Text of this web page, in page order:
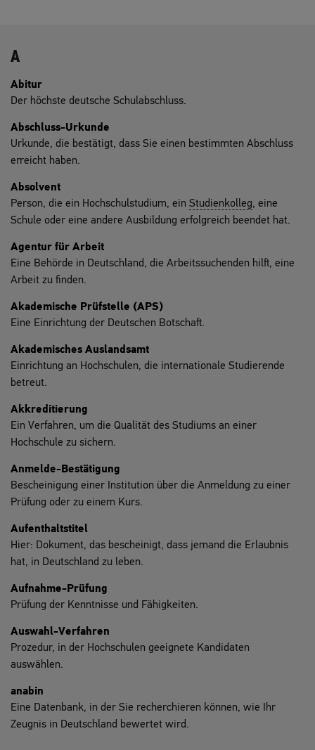
A
Abitur
Der höchste deutsche Schulabschluss.
Abschluss-Urkunde
Urkunde, die bestätigt, dass Sie einen bestimmten Abschluss
erreicht haben.
Absolvent
Person, die ein Hochschulstudium, ein Studienkolleg, eine
Schule oder eine andere Ausbildung erfolgreich beendet hat.
Agentur für Arbeit
Eine Behörde in Deutschland, die Arbeitssuchenden hilft, eine
Arbeit zu finden.
Akademische Prüfstelle (APS)
Eine Einrichtung der Deutschen Botschaft.
Akademisches Auslandsamt
Einrichtung an Hochschulen, die internationale Studierende
betreut.
Akkreditierung
Ein Verfahren, um die Qualität des Studiums an einer
Hochschule zu sichern.
Anmelde-Bestätigung
Bescheinigung einer Institution über die Anmeldung zu einer
Prüfung oder zu einem Kurs.
Aufenthaltstitel
Hier: Dokument, das bescheinigt, dass jemand die Erlaubnis
hat, in Deutschland zu leben.
Aufnahme-Prüfung
Prüfung der Kenntnisse und Fähigkeiten.
Auswahl-Verfahren
Prozedur, in der Hochschulen geeignete Kandidaten
auswählen.
anabin
Eine Datenbank, in der Sie recherchieren können, wie Ihr
Zeugnis in Deutschland bewertet wird.